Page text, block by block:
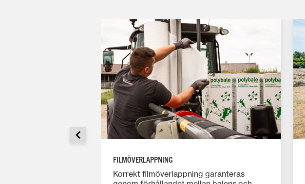
FILMÖVERLAPPNING
Korrekt filmöverlappning garanteras